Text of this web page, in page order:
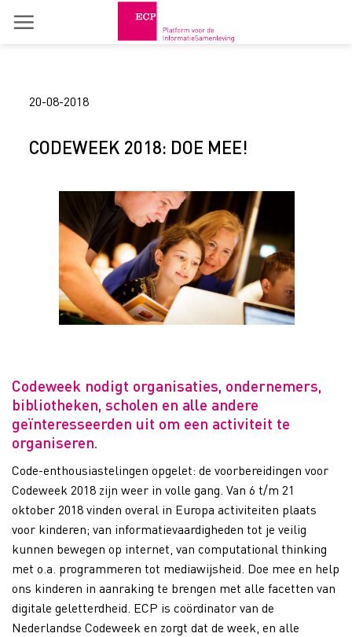
20-08-2018
CODEWEEK 2018: DOE MEE!
Codeweek nodigt organisaties, ondernemers,
bibliotheken, scholen en alle andere
geïnteresseerden uit om een activiteit te
organiseren.
Code-enthousiastelingen opgelet: de voorbereidingen voor
Codeweek 2018 zijn weer in volle gang. Van 6 t/m 21
oktober 2018 vinden overal in Europa activiteiten plaats
voor kinderen; van informatievaardigheden tot je veilig
kunnen bewegen op internet, van computational thinking
met o.a. programmeren tot mediawijsheid. Doe mee en help
ons kinderen in aanraking te brengen met alle facetten van
digitale geletterdheid. ECP is coördinator van de
Nederlandse Codeweek en zorgt dat de week, en alle